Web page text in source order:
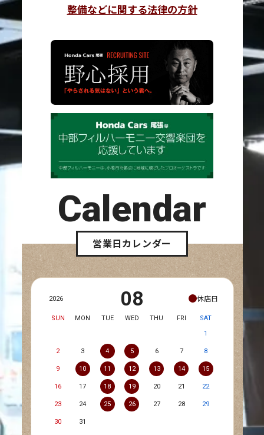
整備などに関する法律の方針
Calendar
営業日カレンダー
2026 08 休店日
SUN MON TUE WED THU FRI
SAT
1
2 3 4 5 6 7 8
9 10 11 12 13 14 15
16 17 18 19 20 21 22
23 24 25 26 27 28 29
30 31